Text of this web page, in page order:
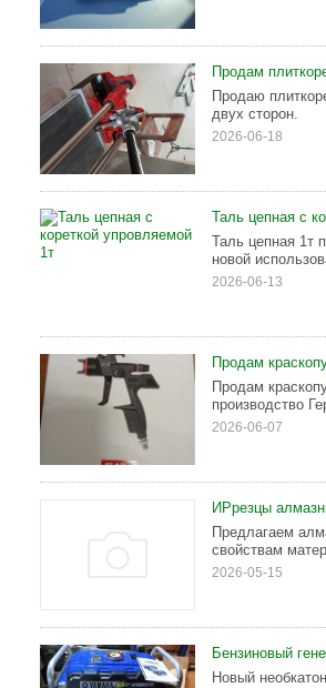
Продам
Продаю
двух сторон.
2026-06-18
Таль цепная с
Таль цепная 1т
новой
2026-06-13
Продам
Продам
производство
2026-06-07
ИРрезцы
Предлагаем
свойствам
2026-05-15
Бензиновый
Новый